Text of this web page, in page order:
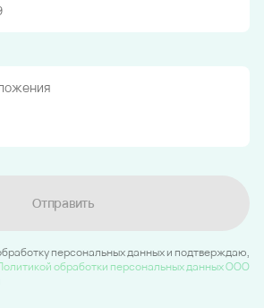
Отправить
персональных данных и подтверждаю,
обработки персональных данных ООО